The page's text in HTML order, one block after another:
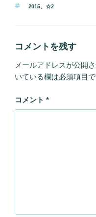
ゴ
ー
タ
2015、 ☆2
コメントを残す
メールアドレスが公開
いている欄は必須項目
コメント *